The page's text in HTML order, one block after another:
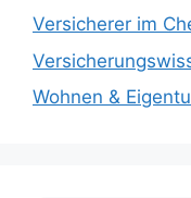
Versicherer im
Wohnen &